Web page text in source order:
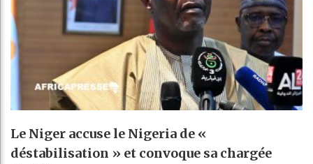
Le Niger accuse le Nigeria de «
déstabilisation » et convoque sa chargée